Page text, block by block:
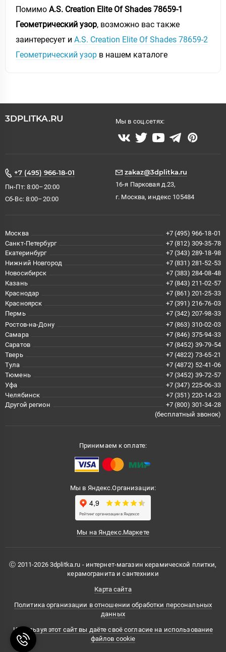
Помимо A.S. Creation Elite Of Shades 78659-1
Геометрический узор, возможно вас также
заинтересует и A.S. Creation Elite Of Shades 78659-2
Геометрический узор в нашем каталоге
3DPLITKA.RU Мы в соц.сетях:
+7 (495) 966-18-01
Пн-Пт: 8:00–20:00
Сб-Вс: 8:00–20:00
zakaz@3dplitka.ru
16-я Парковая д.23,
г. Москва, индекс 105484
Москва
+7 (495) 966-18-01
Санкт-Петербург
+7 (812) 309-35-78
Екатеринбург
+7 (343) 289-18-98
Нижний Новгород
+7 (831) 281-52-53
Новосибирск
+7 (383) 284-08-48
Казань
+7 (843) 211-02-57
Краснодар
+7 (861) 201-25-33
Красноярск
+7 (391) 216-76-03
Пермь
+7 (342) 207-98-33
Ростов-на-Дону
+7 (863) 310-02-03
Самара
+7 (846) 375-94-33
Саратов
+7 (8452) 39-79-54
Тверь
+7 (4822) 73-65-21
Тула
+7 (4872) 52-41-06
Тюмень
+7 (3452) 39-72-57
Уфа
+7 (347) 225-06-33
Челябинск
+7 (351) 220-14-23
Другой регион
+7 (800) 301-34-28
(бесплатный звонок)
Принимаем к оплате:
Мы в Яндекс.Организации:
Мы на Яндекс.Маркете
Ⓒ 2011-2026 3dplitka.ru - интернет-магазин керамической плитки,
керамогранита и сантехники
Карта сайта
Политика организации в отношении обработки персональных
данных
Используя этот сайт вы даёте своё согласие на использование
файлов cookie